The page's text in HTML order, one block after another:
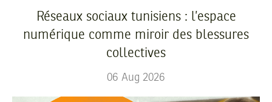
Réseaux sociaux tunisiens : l’espace
numérique comme miroir des blessures
collectives
06 Aug 2026